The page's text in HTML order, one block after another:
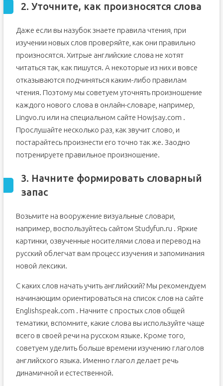
2. Уточните, как произносятся слова
Даже если вы назубок знаете правила чтения, при
изучении новых слов проверяйте, как они правильно
произносятся. Хитрые английские слова не хотят
читаться так, как пишутся. А некоторые из них и вовсе
отказываются подчиняться каким-либо правилам
чтения. Поэтому мы советуем уточнять произношение
каждого нового слова в онлайн-словаре, например,
Lingvo.ru или на специальном сайте Howjsay.com .
Прослушайте несколько раз, как звучит слово, и
постарайтесь произнести его точно так же. Заодно
потренируете правильное произношение.
3. Начните формировать словарный
запас
Возьмите на вооружение визуальные словари,
например, воспользуйтесь сайтом Studyfun.ru . Яркие
картинки, озвученные носителями слова и перевод на
русский облегчат вам процесс изучения и запоминания
новой лексики.
С каких слов начать учить английский? Мы рекомендуем
начинающим ориентироваться на список слов на сайте
Englishspeak.com . Начните с простых слов общей
тематики, вспомните, какие слова вы используйте чаще
всего в своей речи на русском языке. Кроме того,
советуем уделить больше времени изучению глаголов
английского языка. Именно глагол делает речь
динамичной и естественной.